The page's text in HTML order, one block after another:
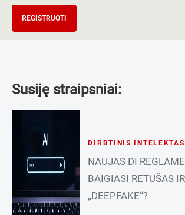
REGISTRUOTI
Susiję straipsniai:
DIRBTINIS INTELEKTAS
NAUJAS DI
BAIGIASI RETUŠAS
„DEEPFAKE“?